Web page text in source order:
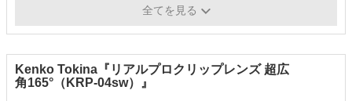
全てを見る
Kenko Tokina『リアルプロクリップレンズ 超広
角165°（KRP-04sw）』